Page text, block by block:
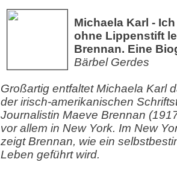
Michaela Karl -
ohne Lippenstift
Brennan. Eine
Bärbel Gerdes
Großartig entfaltet Michaela Karl
der irisch-amerikanischen
Journalistin Maeve Brennan
vor allem in New York. Im New
zeigt Brennan, wie ein
Leben geführt wird.